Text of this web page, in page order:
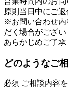
原則当日中にご返
※お問い合わせ内
だく場合がござい
あらかじめご了承
どのようなご
必須 ご相談内容